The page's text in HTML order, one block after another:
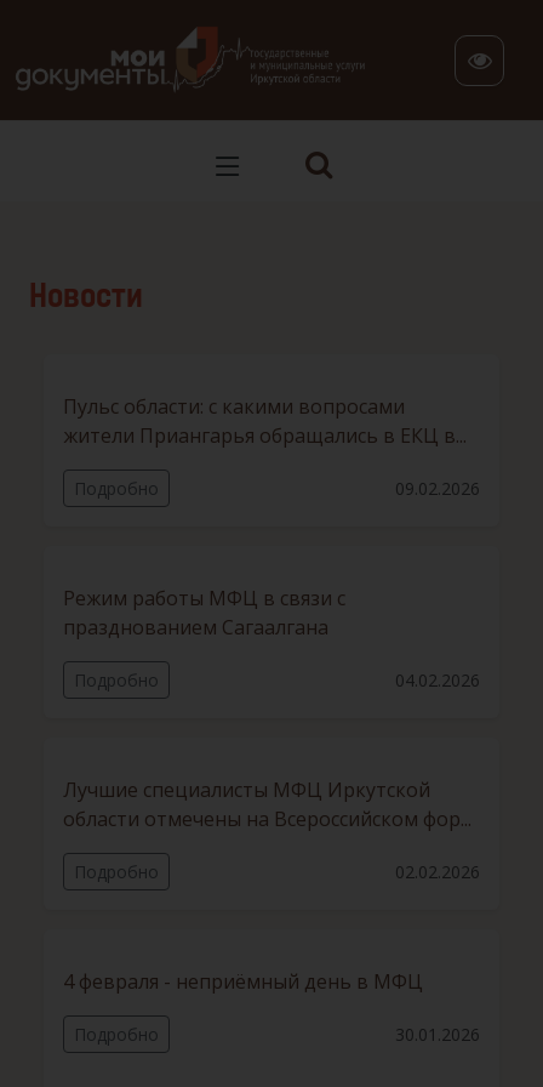
Новости
Пульс области: с какими вопросами
жители Приангарья обращались в ЕКЦ в...
Подробно 09.02.2026
Режим работы МФЦ в связи с
празднованием Сагаалгана
Подробно 04.02.2026
Лучшие специалисты МФЦ Иркутской
области отмечены на Всероссийском фор...
Подробно 02.02.2026
4 февраля - неприёмный день в МФЦ
Подробно 30.01.2026